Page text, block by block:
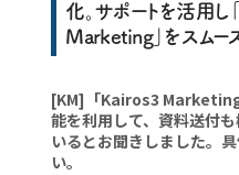
化。サポートを活用し
Marketing」をスムー
[KM]「Kairos3
能を利用して、資料送付
いるとお聞きしました。
い。